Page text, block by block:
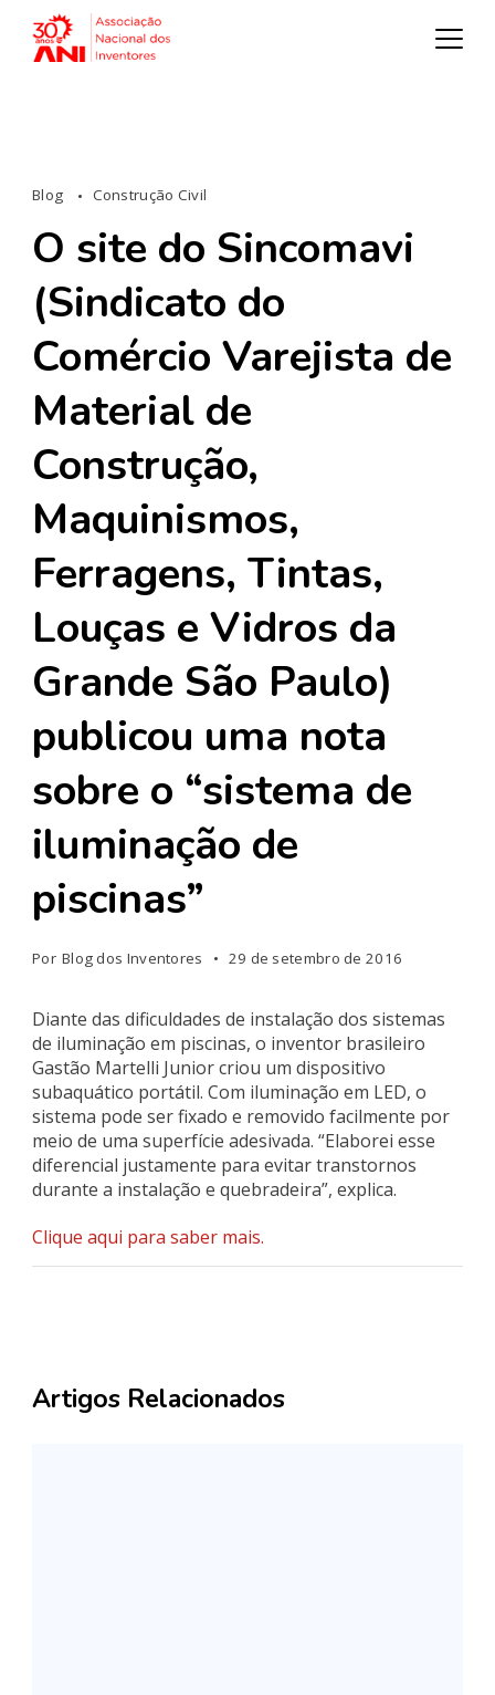
Blog Construção Civil
O site do Sincomavi
(Sindicato do
Comércio Varejista de
Material de
Construção,
Maquinismos,
Ferragens, Tintas,
Louças e Vidros da
Grande São Paulo)
publicou uma nota
sobre o “sistema de
iluminação de
piscinas”
Por Blog dos Inventores 29 de setembro de 2016
Diante das dificuldades de instalação dos sistemas
de iluminação em piscinas, o inventor brasileiro
Gastão Martelli Junior criou um dispositivo
subaquático portátil. Com iluminação em LED, o
sistema pode ser fixado e removido facilmente por
meio de uma superfície adesivada. “Elaborei esse
diferencial justamente para evitar transtornos
durante a instalação e quebradeira”, explica.
Clique aqui para saber mais.
Artigos Relacionados